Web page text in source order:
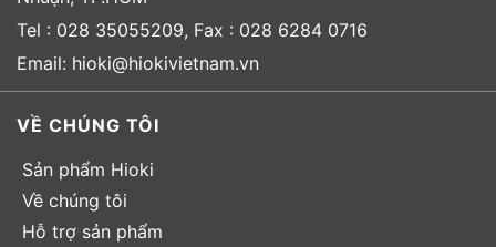
Tel : 028 35055209, Fax : 028 6284 0716
Email: hioki@hiokivietnam.vn
VỀ CHÚNG TÔI
Sản phẩm Hioki
Về chúng tôi
Hỗ trợ sản phẩm